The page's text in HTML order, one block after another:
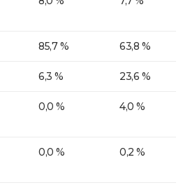
85,7 % 63,8 %
6,3 % 23,6 %
0,0 % 4,0 %
0,0 % 0,2 %